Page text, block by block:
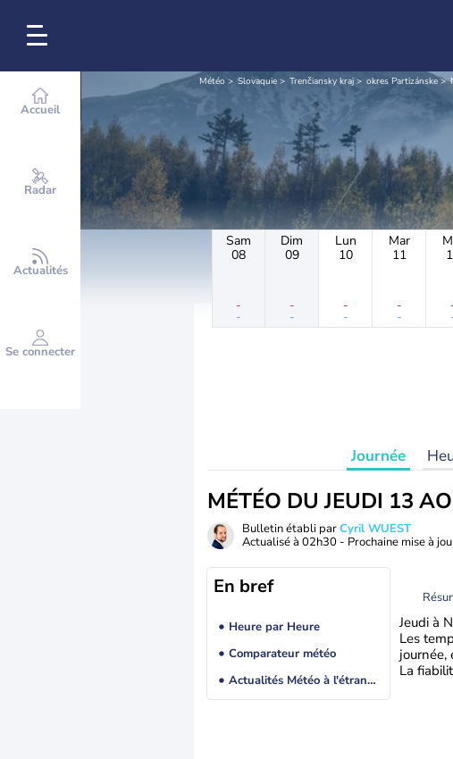
Accueil
Radar
Actualités
Se connecter
Météo Slovaquie Trenčiansky kraj okres Partizánske
Sam
08
-
-
Dim
09
-
-
Lun
10
-
-
Mar
11
-
-
Journée
MÉTÉO DU JEUDI 13
Bulletin établi parCyril WUEST
Actualisé à 02h30 - Prochaine mise à
En bref
Heure par Heure
Comparateur météo
Actualités Météo à l'étranger
Jeudi à
Les
journée,
La